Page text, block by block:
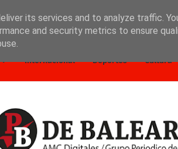
Internacional Deportes Cultura
its services and to analyze traffic.
and security metrics to ensure